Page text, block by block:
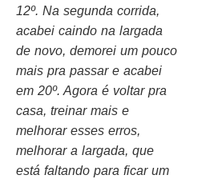
12º. Na segunda corrida,
acabei caindo na largada
de novo, demorei um pouco
mais pra passar e acabei
em 20º. Agora é voltar pra
casa, treinar mais e
melhorar esses erros,
melhorar a largada, que
está faltando para ficar um